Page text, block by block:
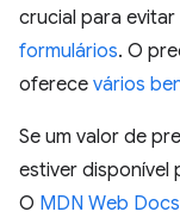
crucial para evitar
formulários. O
oferece vários
Se um valor de
estiver disponível
O MDN Web Docs